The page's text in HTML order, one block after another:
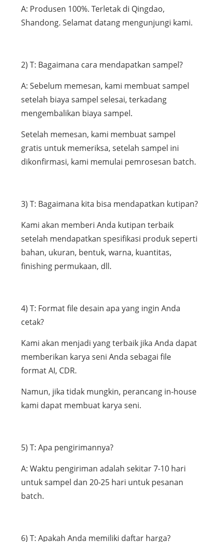
A: Produsen 100%. Terletak di Qingdao,
Shandong. Selamat datang mengunjungi kami.
2) T: Bagaimana cara mendapatkan sampel?
A: Sebelum memesan, kami membuat sampel
setelah biaya sampel selesai, terkadang
mengembalikan biaya sampel.
Setelah memesan, kami membuat sampel
gratis untuk memeriksa, setelah sampel ini
dikonfirmasi, kami memulai pemrosesan batch.
3) T: Bagaimana kita bisa mendapatkan kutipan?
Kami akan memberi Anda kutipan terbaik
setelah mendapatkan spesifikasi produk seperti
bahan, ukuran, bentuk, warna, kuantitas,
finishing permukaan, dll.
4) T: Format file desain apa yang ingin Anda
cetak?
Kami akan menjadi yang terbaik jika Anda dapat
memberikan karya seni Anda sebagai file
format AI, CDR.
Namun, jika tidak mungkin, perancang in-house
kami dapat membuat karya seni.
5) T: Apa pengirimannya?
A: Waktu pengiriman adalah sekitar 7-10 hari
untuk sampel dan 20-25 hari untuk pesanan
batch.
6) T: Apakah Anda memiliki daftar harga?